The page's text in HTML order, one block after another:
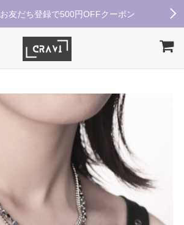
友だち登録で500円OFFクーポン